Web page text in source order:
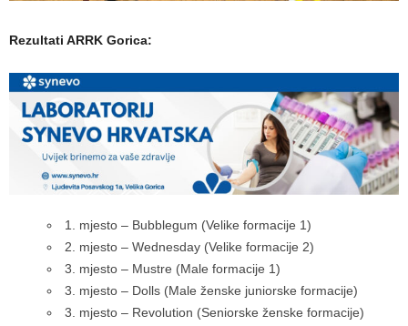
Rezultati ARRK Gorica:
1. mjesto – Bubblegum (Velike formacije 1)
2. mjesto – Wednesday (Velike formacije 2)
3. mjesto – Mustre (Male formacije 1)
3. mjesto – Dolls (Male ženske juniorske formacije)
3. mjesto – Revolution (Seniorske ženske formacije)